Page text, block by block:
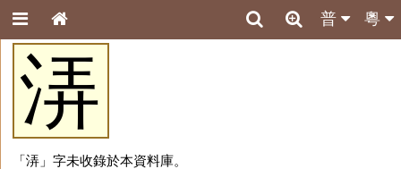
粵
普
㳥
「㳥」字未收錄於本資料庫。